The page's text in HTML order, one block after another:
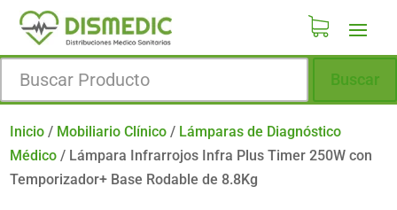
Buscar
Inicio / Mobiliario Clínico / Lámparas de Diagnóstico
Médico / Lámpara Infrarrojos Infra Plus Timer 250W con
Temporizador+ Base Rodable de 8.8Kg